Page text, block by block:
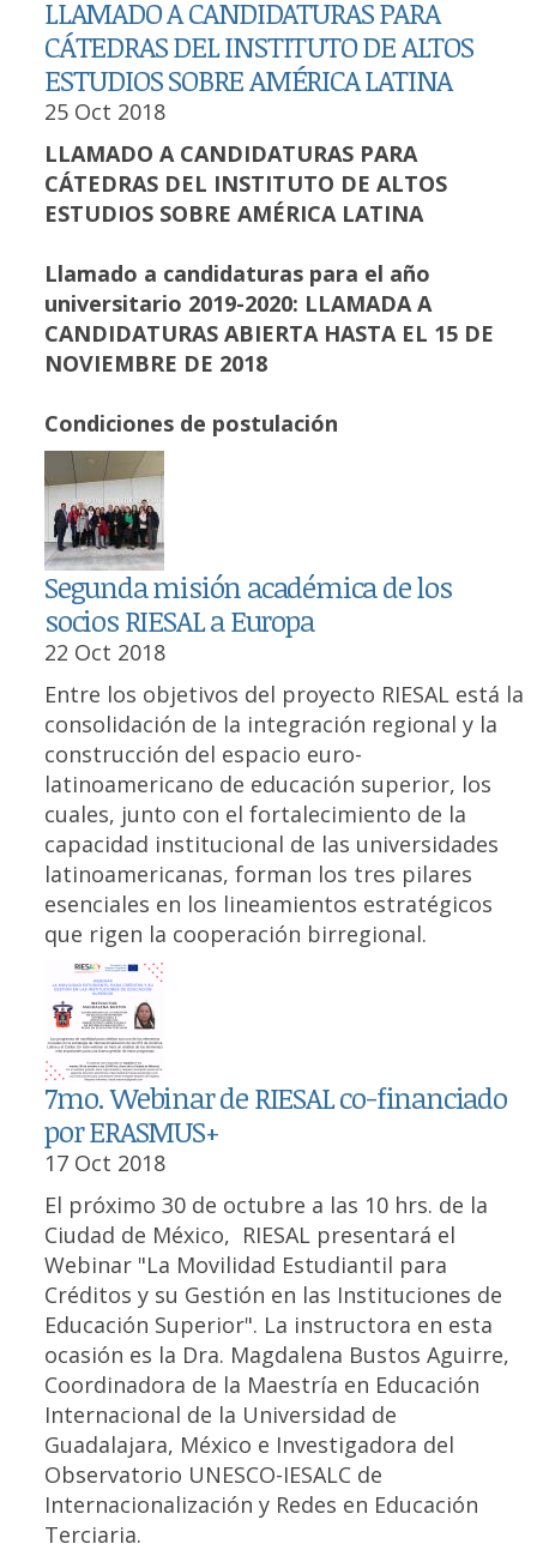
LLAMADO A CANDIDATURAS PARA
CÁTEDRAS DEL INSTITUTO DE ALTOS
ESTUDIOS SOBRE AMÉRICA LATINA
25 Oct 2018
LLAMADO A CANDIDATURAS PARA
CÁTEDRAS DEL INSTITUTO DE ALTOS
ESTUDIOS SOBRE AMÉRICA LATINA
Llamado a candidaturas para el año
universitario 2019-2020: LLAMADA A
CANDIDATURAS ABIERTA HASTA EL 15 DE
NOVIEMBRE DE 2018
Condiciones de postulación
Segunda misión académica de los
socios RIESAL a Europa
22 Oct 2018
Entre los objetivos del proyecto RIESAL está la
consolidación de la integración regional y la
construcción del espacio euro-
latinoamericano de educación superior, los
cuales, junto con el fortalecimiento de la
capacidad institucional de las universidades
latinoamericanas, forman los tres pilares
esenciales en los lineamientos estratégicos
que rigen la cooperación birregional.
7mo. Webinar de RIESAL co-financiado
por ERASMUS+
17 Oct 2018
El próximo 30 de octubre a las 10 hrs. de la
Ciudad de México, RIESAL presentará el
Webinar "La Movilidad Estudiantil para
Créditos y su Gestión en las Instituciones de
Educación Superior". La instructora en esta
ocasión es la Dra. Magdalena Bustos Aguirre,
Coordinadora de la Maestría en Educación
Internacional de la Universidad de
Guadalajara, México e Investigadora del
Observatorio UNESCO-IESALC de
Internacionalización y Redes en Educación
Terciaria.